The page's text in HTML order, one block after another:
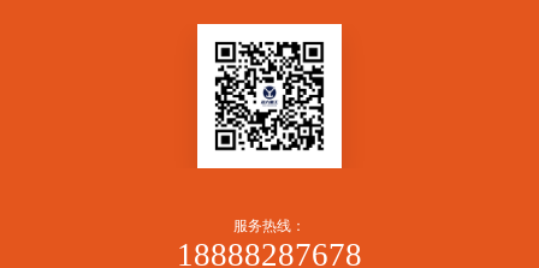
服务热线：
18888287678